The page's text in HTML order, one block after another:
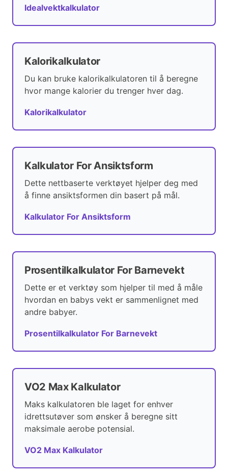
Idealvektkalkulator
Kalorikalkulator
Du kan bruke kalorikalkulatoren til å beregne
hvor mange kalorier du trenger hver dag.
Kalorikalkulator
Kalkulator For Ansiktsform
Dette nettbaserte verktøyet hjelper deg med
å finne ansiktsformen din basert på mål.
Kalkulator For Ansiktsform
Prosentilkalkulator For Barnevekt
Dette er et verktøy som hjelper til med å måle
hvordan en babys vekt er sammenlignet med
andre babyer.
Prosentilkalkulator For Barnevekt
VO2 Max Kalkulator
Maks kalkulatoren ble laget for enhver
idrettsutøver som ønsker å beregne sitt
maksimale aerobe potensial.
VO2 Max Kalkulator